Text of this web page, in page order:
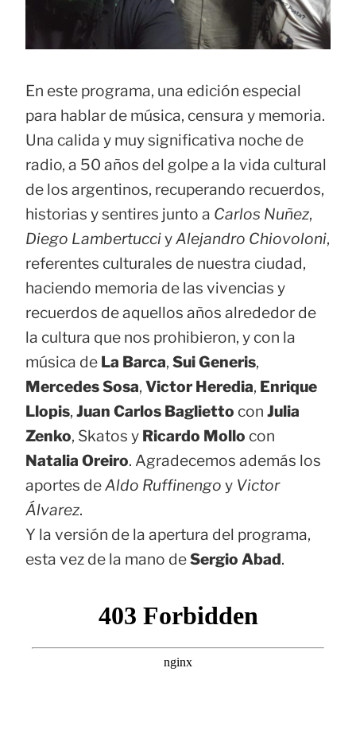
En este programa, una edición especial
para hablar de música, censura y memoria.
Una calida y muy significativa noche de
radio, a 50 años del golpe a la vida cultural
de los argentinos, recuperando recuerdos,
historias y sentires junto a Carlos Nuñez,
Diego LambertucciyAlejandro Chiovoloni,
referentes culturales de nuestra ciudad,
haciendo memoria de las vivencias y
recuerdos de aquellos años alrededor de
la cultura que nos prohibieron, y con la
música de La Barca, Sui Generis,
Mercedes Sosa, Victor Heredia, Enrique
Llopis, Juan Carlos Baglietto con Julia
Zenko, Skatos y Ricardo Mollo con
Natalia Oreiro. Agradecemos además los
aportes deAldo Ruffinengo y Victor
Álvarez.
Y la versión de la apertura del programa,
esta vez de la mano deSergio Abad.